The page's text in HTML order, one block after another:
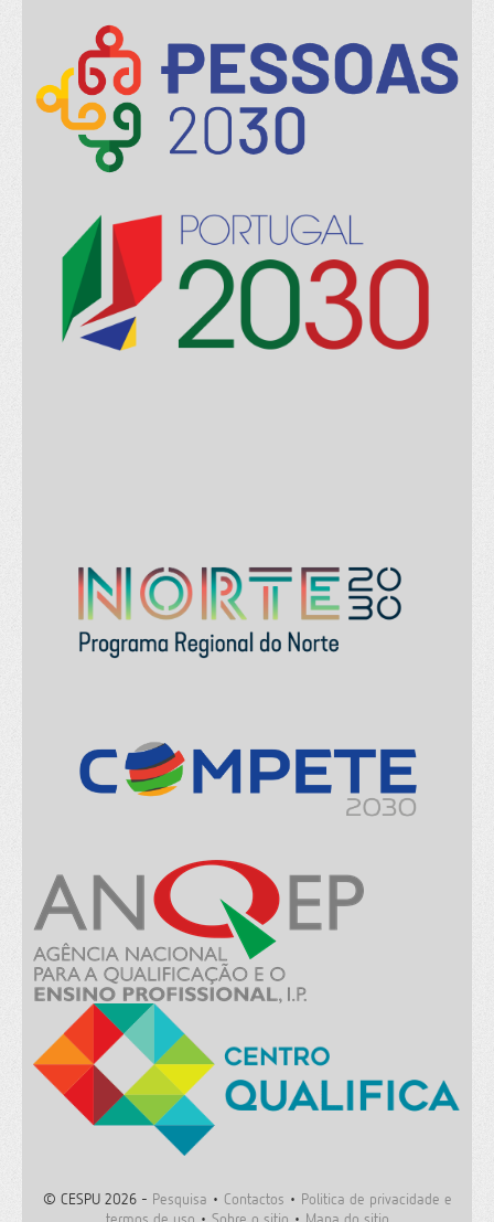
© CESPU 2026 - Pesquisa • Contactos • Politica de privacidade e
termos de uso • Sobre o sitio • Mapa do sitio